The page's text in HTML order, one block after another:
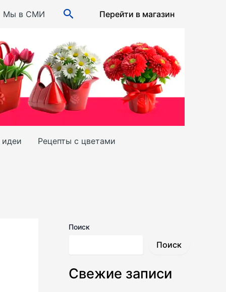
Мы в СМИ Поиск Перейти в магазин
Рецепты с цветами
Поиск
Поиск
Свежие записи